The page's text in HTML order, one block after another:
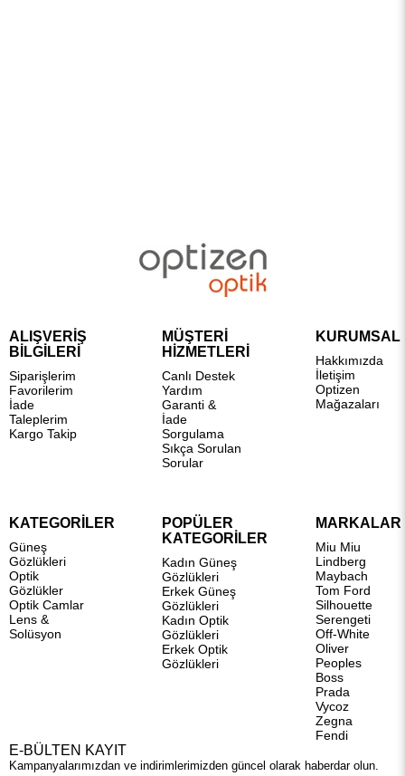
ALIŞVERİŞ
BİLGİLERİ
Siparişlerim
Favorilerim
İade
Taleplerim
Kargo Takip
MÜŞTERİ
HİZMETLERİ
Canlı Destek
Yardım
Garanti &
İade
Sorgulama
Sıkça Sorulan
Sorular
KURUMSAL
Hakkımızda
İletişim
Optizen
Mağazaları
KATEGORİLER
Güneş
Gözlükleri
Optik
Gözlükler
Optik Camlar
Lens &
Solüsyon
POPÜLER
KATEGORİLER
Kadın Güneş
Gözlükleri
Erkek Güneş
Gözlükleri
Kadın Optik
Gözlükleri
Erkek Optik
Gözlükleri
MARKALAR
Miu Miu
Lindberg
Maybach
Tom Ford
Silhouette
Serengeti
Off-White
Oliver
Peoples
Boss
Prada
Vycoz
Zegna
Fendi
E-BÜLTEN KAYIT
Kampanyalarımızdan ve indirimlerimizden güncel olarak haberdar olun.